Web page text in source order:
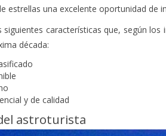
estrellas una excelente oportunidad de
siguientes características que, según
década:
y de calidad
astroturista